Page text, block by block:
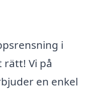
i
rätt! Vi på
en enkel